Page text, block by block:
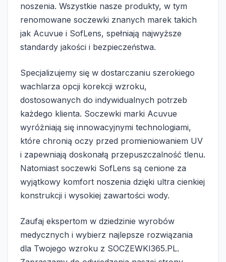
noszenia. Wszystkie nasze produkty, w tym
renomowane soczewki znanych marek takich
jak Acuvue i SofLens, spełniają najwyższe
standardy jakości i bezpieczeństwa.
Specjalizujemy się w dostarczaniu szerokiego
wachlarza opcji korekcji wzroku,
dostosowanych do indywidualnych potrzeb
każdego klienta. Soczewki marki Acuvue
wyróżniają się innowacyjnymi technologiami,
które chronią oczy przed promieniowaniem UV
i zapewniają doskonałą przepuszczalność tlenu.
Natomiast soczewki SofLens są cenione za
wyjątkowy komfort noszenia dzięki ultra cienkiej
konstrukcji i wysokiej zawartości wody.
Zaufaj ekspertom w dziedzinie wyrobów
medycznych i wybierz najlepsze rozwiązania
dla Twojego wzroku z SOCZEWKI365.PL.